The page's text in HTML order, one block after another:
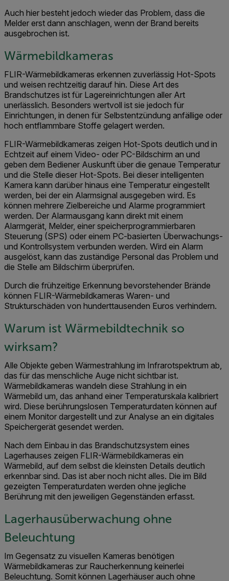
Auch hier besteht jedoch wieder das Problem, dass die
Melder erst dann anschlagen, wenn der Brand bereits
ausgebrochen ist.
Wärmebildkameras
FLIR-Wärmebildkameras erkennen zuverlässig Hot-Spots
und weisen rechtzeitig darauf hin. Diese Art des
Brandschutzes ist für Lagereinrichtungen aller Art
unerlässlich. Besonders wertvoll ist sie jedoch für
Einrichtungen, in denen für Selbstentzündung anfällige oder
hoch entflammbare Stoffe gelagert werden.
FLIR-Wärmebildkameras zeigen Hot-Spots deutlich und in
Echtzeit auf einem Video- oder PC-Bildschirm an und
geben dem Bediener Auskunft über die genaue Temperatur
und die Stelle dieser Hot-Spots. Bei dieser intelligenten
Kamera kann darüber hinaus eine Temperatur eingestellt
werden, bei der ein Alarmsignal ausgegeben wird. Es
können mehrere Zielbereiche und Alarme programmiert
werden. Der Alarmausgang kann direkt mit einem
Alarmgerät, Melder, einer speicherprogrammierbaren
Steuerung (SPS) oder einem PC-basierten Überwachungs-
und Kontrollsystem verbunden werden. Wird ein Alarm
ausgelöst, kann das zuständige Personal das Problem und
die Stelle am Bildschirm überprüfen.
Durch die frühzeitige Erkennung bevorstehender Brände
können FLIR-Wärmebildkameras Waren- und
Strukturschäden von hunderttausenden Euros verhindern.
Warum ist Wärmebildtechnik so
wirksam?
Alle Objekte geben Wärmestrahlung im Infrarotspektrum ab,
das für das menschliche Auge nicht sichtbar ist.
Wärmebildkameras wandeln diese Strahlung in ein
Wärmebild um, das anhand einer Temperaturskala kalibriert
wird. Diese berührungslosen Temperaturdaten können auf
einem Monitor dargestellt und zur Analyse an ein digitales
Speichergerät gesendet werden.
Nach dem Einbau in das Brandschutzsystem eines
Lagerhauses zeigen FLIR-Wärmebildkameras ein
Wärmebild, auf dem selbst die kleinsten Details deutlich
erkennbar sind. Das ist aber noch nicht alles. Die im Bild
gezeigten Temperaturdaten werden ohne jegliche
Berührung mit den jeweiligen Gegenständen erfasst.
Lagerhausüberwachung ohne
Beleuchtung
Im Gegensatz zu visuellen Kameras benötigen
Wärmebildkameras zur Raucherkennung keinerlei
Beleuchtung. Somit können Lagerhäuser auch ohne